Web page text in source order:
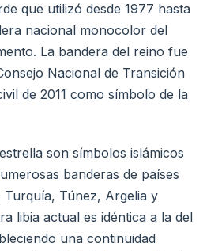
que utilizó desde 1977 hasta
nacional monocolor del
La bandera del reino fue
Nacional de Transición
de 2011 como símbolo de la
son símbolos islámicos
banderas de países
Turquía, Túnez, Argelia y
libia actual es idéntica a la del
una continuidad